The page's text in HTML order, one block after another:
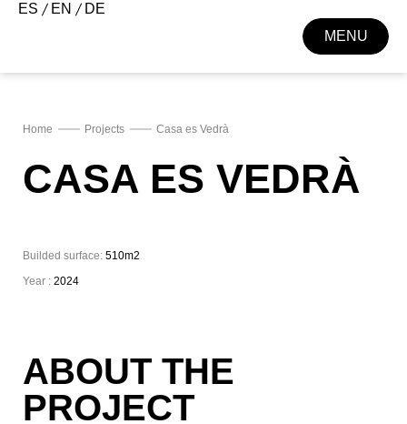
ES EN
DE
MENU
CLOSE
Home Projects Casa es Vedrà
CASA ES VEDRÀ
Builded surface: 510m2
Year : 2024
ABOUT THE
PROJECT